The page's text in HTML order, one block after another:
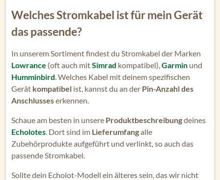
Welches Stromkabel ist für mein Gerät
das passende?
In unserem Sortiment findest du Stromkabel der Marken
Lowrance (oft auch mitSimrad kompatibel),Garmin und
Humminbird. Welches Kabel mit deinem spezifischen
Gerät kompatibel ist, kannst du an der Pin-Anzahl des
Anschlusseserkennen.
Schaue am besten in unsere Produktbeschreibungdeines
Echolotes. Dort sind im Lieferumfangalle
Zubehörprodukte aufgeführt und verlinkt, so auch das
passende Stromkabel.
Sollte dein Echolot-Modell ein älteres sein, das wir nicht